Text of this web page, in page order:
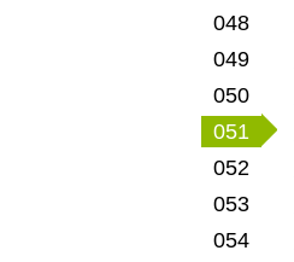
048
049
050
051
052
053
054